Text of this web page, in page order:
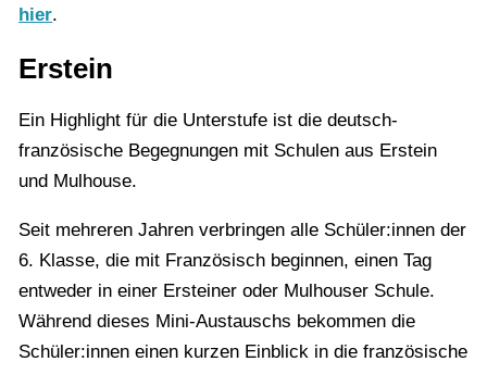
hier.
Erstein
Ein Highlight für die Unterstufe ist die deutsch-
französische Begegnungen mit Schulen aus Erstein
und Mulhouse.
Seit mehreren Jahren verbringen alle Schüler:innen der
6. Klasse, die mit Französisch beginnen, einen Tag
entweder in einer Ersteiner oder Mulhouser Schule.
Während dieses Mini-Austauschs bekommen die
Schüler:innen einen kurzen Einblick in die französische